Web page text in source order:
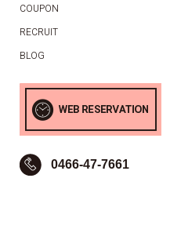
COUPON
RECRUIT
BLOG
0466-47-7661